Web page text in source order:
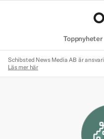
Toppnyheter
Schibsted News Media AB är
Läs mer här